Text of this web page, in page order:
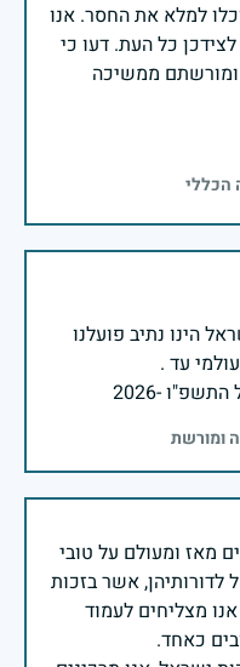
למלא את החסר. אנו
כל העת. דעו כי
ומורשתם ממשיכה
הכללי
הינו נתיב פועלנו
-2026
ומורשת
מאז ומעולם על טובי
לדורותיהן, אשר בזכות
מצליחים לעמוד